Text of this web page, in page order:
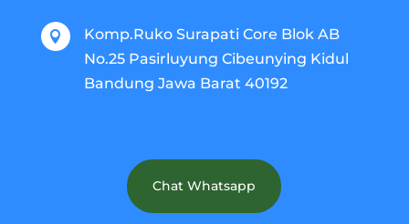

Komp.Ruko Surapati Core Blok AB
No.25 Pasirluyung Cibeunying Kidul
Bandung Jawa Barat 40192
Chat Whatsapp